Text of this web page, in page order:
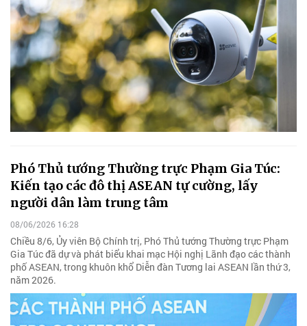
Phó Thủ tướng Thường trực Phạm Gia Túc:
Kiến tạo các đô thị ASEAN tự cường, lấy
người dân làm trung tâm
08/06/2026 16:28
Chiều 8/6, Ủy viên Bộ Chính trị, Phó Thủ tướng Thường trực Phạm
Gia Túc đã dự và phát biểu khai mạc Hội nghị Lãnh đạo các thành
phố ASEAN, trong khuôn khổ Diễn đàn Tương lai ASEAN lần thứ 3,
năm 2026.